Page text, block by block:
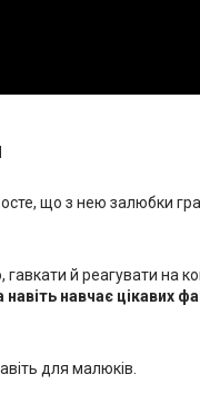
що з нею залюбки
й реагувати на
навчає цікавих
для малюків.